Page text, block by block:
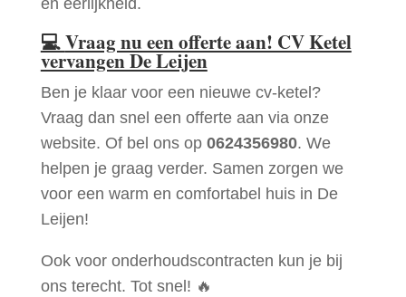
en eerlijkheid.
💻Vraag nu een offerte aan! CV Ketel
vervangen De Leijen
Ben je klaar voor een nieuwe cv-ketel?
Vraag dan snel een offerte aan via onze
website. Of bel ons op 0624356980. We
helpen je graag verder. Samen zorgen we
voor een warm en comfortabel huis in De
Leijen!
Ook voor onderhoudscontracten kun je bij
ons terecht. Tot snel! 🔥